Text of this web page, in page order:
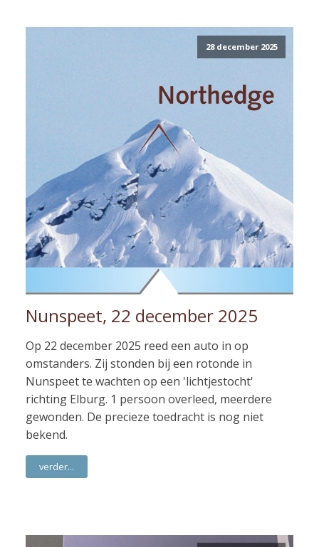
28 december 2025
Nunspeet, 22 december 2025
Op 22 december 2025 reed een auto in op
omstanders. Zij stonden bij een rotonde in
Nunspeet te wachten op een 'lichtjestocht'
richting Elburg. 1 persoon overleed, meerdere
gewonden. De precieze toedracht is nog niet
bekend.
verder...